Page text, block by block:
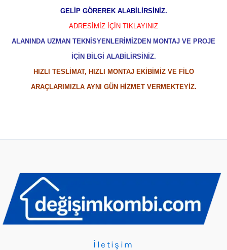
GELİP GÖREREK ALABİLİRSİNİZ.
ADRESİMİZ İÇİN TIKLAYINIZ
ALANINDA UZMAN TEKNİSYENLERİMİZDEN MONTAJ VE PROJE
İÇİN BİLGİ ALABİLİRSİNİZ.
HIZLI TESLİMAT, HIZLI MONTAJ EKİBİMİZ VE FİLO
ARAÇLARIMIZLA AYNI GÜN HİZMET VERMEKTEYİZ.
İletişim